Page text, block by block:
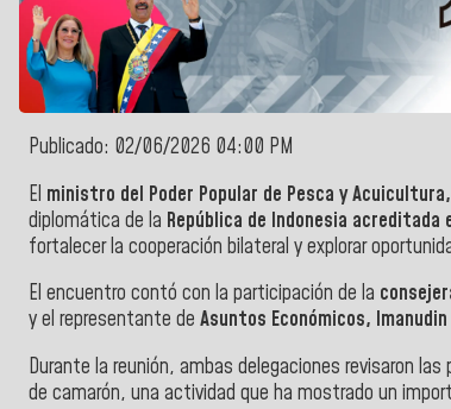
Publicado: 02/06/2026 04:00 PM
El ministro del Poder Popular de Pesca y
diplomática de la República de Indonesia acreditada
fortalecer la cooperación bilateral y explorar
El encuentro contó con la participación de la
y el representante de Asuntos Económicos, Imanudin
Durante la reunión, ambas delegaciones revisaron
de camarón, una actividad que ha mostrado un